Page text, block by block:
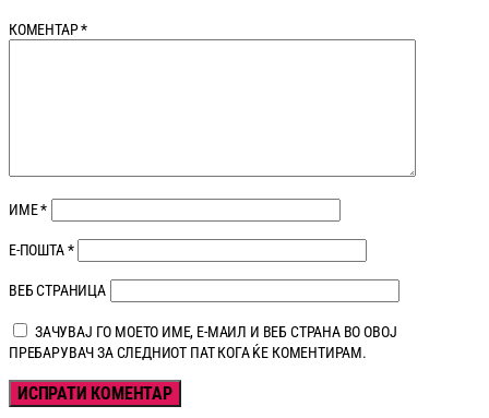
КОМЕНТАР*
ИМЕ*
Е-ПОШТА*
ВЕБ СТРАНИЦА
ЗАЧУВАЈ ГО МОЕТО ИМЕ, Е-МАИЛ И ВЕБ СТРАНА ВО ОВОЈ
ПРЕБАРУВАЧ ЗА СЛЕДНИОТ ПАТ КОГА ЌЕ КОМЕНТИРАМ.